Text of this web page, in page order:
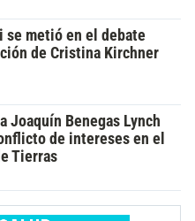
se metió en el debate
de Cristina Kirchner
Joaquín Benegas Lynch
de intereses en el
Tierras